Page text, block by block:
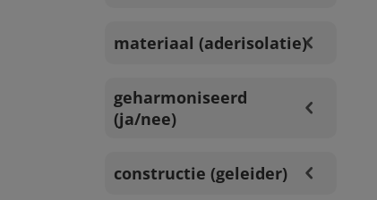
materiaal (aderisolatie)
geharmoniseerd
(ja/nee)
constructie (geleider)